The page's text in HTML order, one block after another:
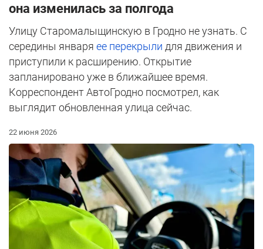
она изменилась за полгода
Улицу Старомалыщинскую в Гродно не узнать. С
середины января ее перекрыли для движения и
приступили к расширению. Открытие
запланировано уже в ближайшее время.
Корреспондент АвтоГродно посмотрел, как
выглядит обновленная улица сейчас.
22 июня 2026